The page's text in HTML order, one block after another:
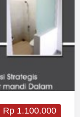
Rp 1.100.000